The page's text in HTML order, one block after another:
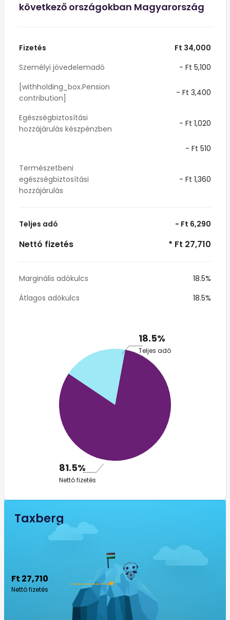
következő országokban Magyarország
Fizetés
Ft 34,000
Személyi jövedelemadó
- Ft 5,100
[withholding_box.Pension
contribution]
- Ft 3,400
Egészségbiztosítási
hozzájárulás készpénzben
- Ft 1,020
- Ft 510
Természetbeni
egészségbiztosítási
hozzájárulás
- Ft 1,360
Teljes adó - Ft 6,290
Nettó fizetés * Ft 27,710
Marginális adókulcs
18.5%
Átlagos adókulcs
18.5%
18.5%
Teljes adó
81.5%
Nettó fizetés
Taxberg
Ft 27,710
Nettó fizetés